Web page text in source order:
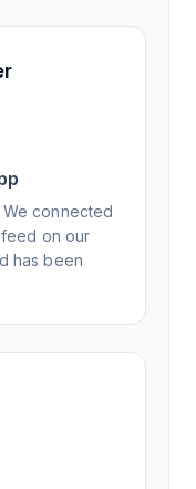
was
wanted to
a few
and direct
are in a way
value in.
everyone I
We connected
on our
has been